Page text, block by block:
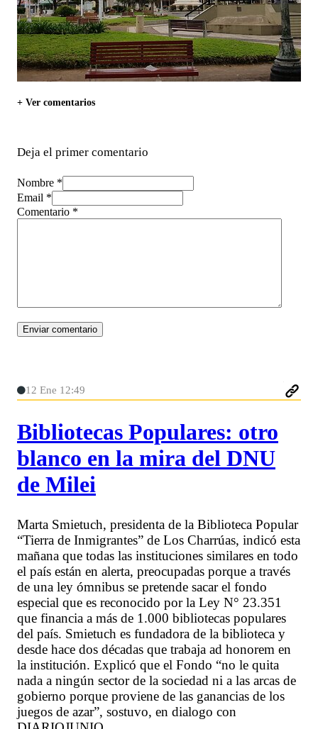
+ Ver comentarios
Deja el primer comentario
Nombre *
Email *
Comentario *
12 Ene 12:49
Bibliotecas Populares: otro
blanco en la mira del DNU
de Milei
Marta Smietuch, presidenta de la Biblioteca Popular
“Tierra de Inmigrantes” de Los Charrúas, indicó esta
mañana que todas las instituciones similares en todo
el país están en alerta, preocupadas porque a través
de una ley ómnibus se pretende sacar el fondo
especial que es reconocido por la Ley N° 23.351
que financia a más de 1.000 bibliotecas populares
del país. Smietuch es fundadora de la biblioteca y
desde hace dos décadas que trabaja ad honorem en
la institución. Explicó que el Fondo “no le quita
nada a ningún sector de la sociedad ni a las arcas de
gobierno porque proviene de las ganancias de los
juegos de azar”, sostuvo, en dialogo con